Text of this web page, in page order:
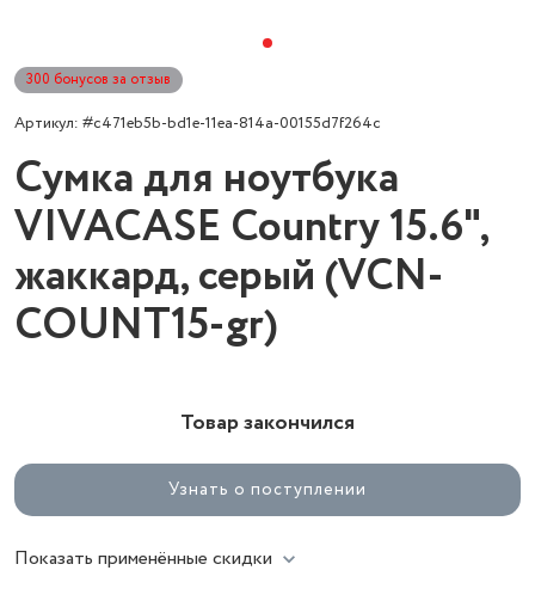
300 бонусов за отзыв
Артикул: #c471eb5b-bd1e-11ea-814a-00155d7f264c
Сумка для ноутбука
VIVACASE Country 15.6",
жаккард, серый (VCN-
COUNT15-gr)
Товар закончился
Узнать о поступлении
Показать применённые скидки